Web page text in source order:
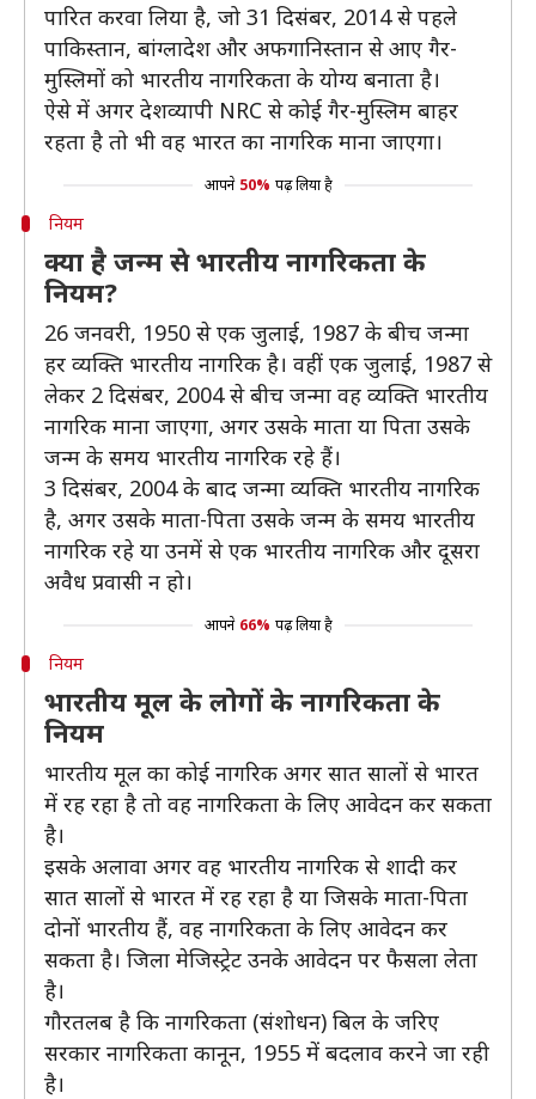
पारित करवा लिया है, जो 31 दिसंबर, 2014 से पहले
पाकिस्तान, बांग्लादेश और अफगानिस्तान से आए गैर-
मुस्लिमों को भारतीय नागरिकता के योग्य बनाता है।
ऐसे में अगर देशव्यापी NRC से कोई गैर-मुस्लिम बाहर
रहता है तो भी वह भारत का नागरिक माना जाएगा।
आपने 50% पढ़ लिया है
नियम
क्या है जन्म से भारतीय नागरिकता के
नियम?
26 जनवरी, 1950 से एक जुलाई, 1987 के बीच जन्मा
हर व्यक्ति भारतीय नागरिक है। वहीं एक जुलाई, 1987 से
लेकर 2 दिसंबर, 2004 से बीच जन्मा वह व्यक्ति भारतीय
नागरिक माना जाएगा, अगर उसके माता या पिता उसके
जन्म के समय भारतीय नागरिक रहे हैं।
3 दिसंबर, 2004 के बाद जन्मा व्यक्ति भारतीय नागरिक
है, अगर उसके माता-पिता उसके जन्म के समय भारतीय
नागरिक रहे या उनमें से एक भारतीय नागरिक और दूसरा
अवैध प्रवासी न हो।
आपने 66% पढ़ लिया है
नियम
भारतीय मूल के लोगों के नागरिकता के
नियम
भारतीय मूल का कोई नागरिक अगर सात सालों से भारत
में रह रहा है तो वह नागरिकता के लिए आवेदन कर सकता
है।
इसके अलावा अगर वह भारतीय नागरिक से शादी कर
सात सालों से भारत में रह रहा है या जिसके माता-पिता
दोनों भारतीय हैं, वह नागरिकता के लिए आवेदन कर
सकता है। जिला मेजिस्ट्रेट उनके आवेदन पर फैसला लेता
है।
गौरतलब है कि नागरिकता (संशोधन) बिल के जरिए
सरकार नागरिकता कानून, 1955 में बदलाव करने जा रही
है।